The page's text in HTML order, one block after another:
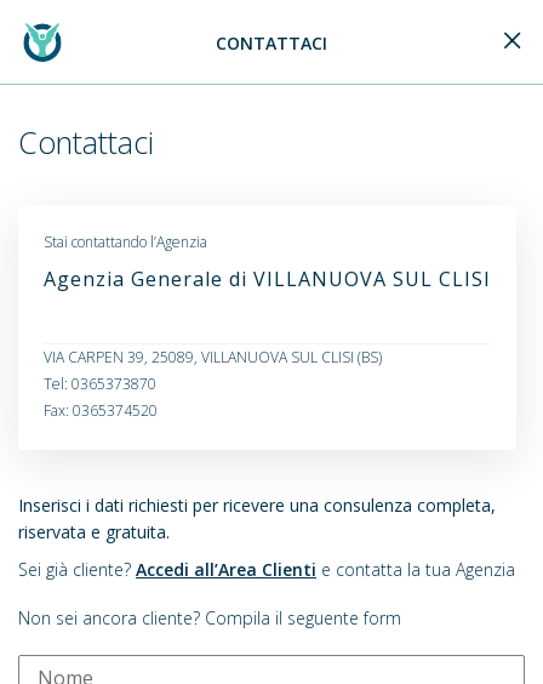
Generali Logo CONTATTACI
Contattaci
Inserisci i dati richiesti per ricevere una consulenza completa,
riservata e gratuita.
Sei già cliente? Accedi all’Area Clienti e contatta la tua Agenzia
Non sei ancora cliente? Compila il seguente form
Nome
Stai contattando l’Agenzia
Agenzia Generale di VILLANUOVA SUL CLISI
VIA CARPEN 39, 25089, VILLANUOVA SUL CLISI (BS)
Tel: 0365373870
Fax: 0365374520